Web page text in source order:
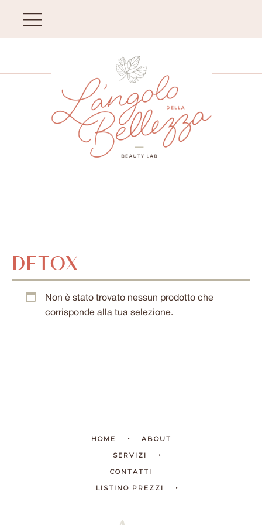
DETOX
Non è stato trovato nessun prodotto che
corrisponde alla tua selezione.
HOME
ABOUT
SERVIZI
CONTATTI
LISTINO PREZZI